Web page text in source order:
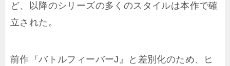
ど、以降のシリーズの多くのスタイルは本作で確
立された。
前作『バトルフィーバーJ』と差別化のため、ヒ